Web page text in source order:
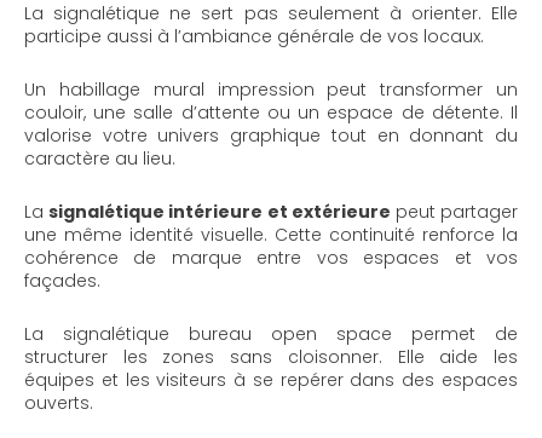
La signalétique ne sert pas seulement à orienter. Elle
participe aussi à l’ambiance générale de vos locaux.
Un habillage mural impression peut transformer un
couloir, une salle d’attente ou un espace de détente. Il
valorise votre univers graphique tout en donnant du
caractère au lieu.
Lasignalétique intérieure et extérieure peut partager
une même identité visuelle. Cette continuité renforce la
cohérence de marque entre vos espaces et vos
façades.
La signalétique bureau open space permet de
structurer les zones sans cloisonner. Elle aide les
équipes et les visiteurs à se repérer dans des espaces
ouverts.